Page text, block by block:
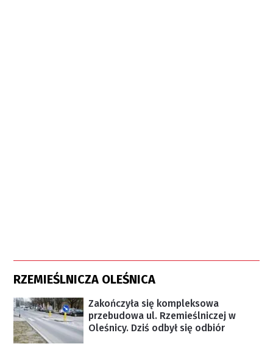
RZEMIEŚLNICZA OLEŚNICA
Zakończyła się kompleksowa
przebudowa ul. Rzemieślniczej w
Oleśnicy. Dziś odbył się odbiór